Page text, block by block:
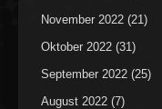
November 2022 (21)
Oktober 2022 (31)
September 2022 (25)
August 2022 (7)